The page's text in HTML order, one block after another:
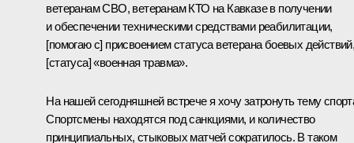
ветеранам СВО, ветеранам КТО на Кавказе в получении
и обеспечении техническими средствами реабилитации,
[помогаю с] присвоением статуса ветерана боевых
[статуса] «военная травма».
На нашей сегодняшней встрече я хочу затронуть тему
Спортсмены находятся под санкциями, и количество
принципиальных, стыковых матчей сократилось. В таком